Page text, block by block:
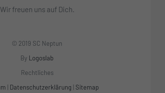
Wir freuen uns auf Dich.
© 2019 SC Neptun
By Logoslab
Rechtliches
Datenschutzerklärung Sitemap